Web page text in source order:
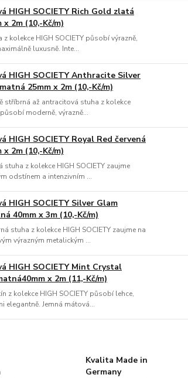
HIGH SOCIETY Rich Gold zlatá
2m (10,-Kč/m)
z kolekce HIGH SOCIETY působí výrazně,
luxusně. Inte...
HIGH SOCIETY Anthracite Silver
25mm x 2m (10,-Kč/m)
stříbrná až antracitová stuha z kolekce
působí moderně, výrazně...
HIGH SOCIETY Royal Red červená
2m (10,-Kč/m)
stuha z kolekce HIGH SOCIETY zaujme
odstínem a intenzivním ...
HIGH SOCIETY Silver Glam
40mm x 3m (10,-Kč/m)
stuha z kolekce HIGH SOCIETY zaujme na
výrazným metalickým ...
HIGH SOCIETY Mint Crystal
x 2m (11,-Kč/m)
z kolekce HIGH SOCIETY působí lehce,
elegantně. Jemná mátová...
Kvalita Made in
Germany